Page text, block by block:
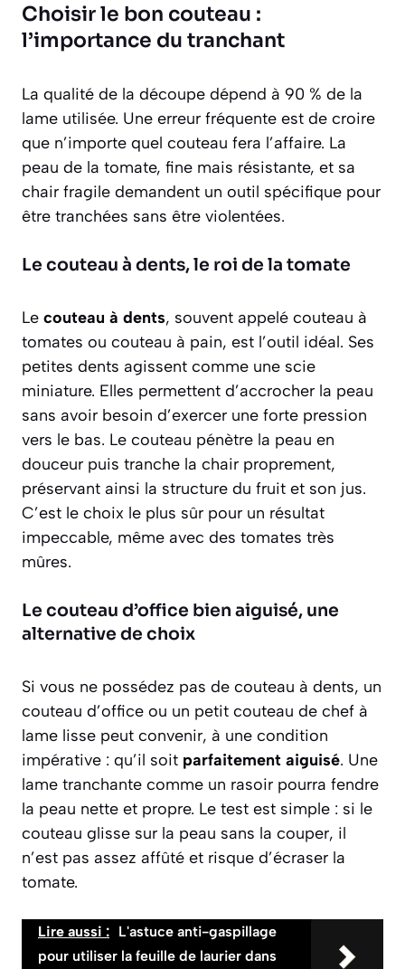
Choisir le bon couteau :
l’importance du tranchant
La qualité de la découpe dépend à 90 % de la
lame utilisée. Une erreur fréquente est de croire
que n’importe quel couteau fera l’affaire. La
peau de la tomate, fine mais résistante, et sa
chair fragile demandent un outil spécifique pour
être tranchées sans être violentées.
Le couteau à dents, le roi de la tomate
Le couteau à dents, souvent appelé couteau à
tomates ou couteau à pain, est l’outil idéal. Ses
petites dents agissent comme une scie
miniature. Elles permettent d’accrocher la peau
sans avoir besoin d’exercer une forte pression
vers le bas. Le couteau pénètre la peau en
douceur puis tranche la chair proprement,
préservant ainsi la structure du fruit et son jus.
C’est le choix le plus sûr pour un résultat
impeccable, même avec des tomates très
mûres.
Le couteau d’office bien aiguisé, une
alternative de choix
Si vous ne possédez pas de couteau à dents, un
couteau d’office ou un petit couteau de chef à
lame lisse peut convenir, à une condition
impérative : qu’il soit parfaitement aiguisé. Une
lame tranchante comme un rasoir pourra fendre
la peau nette et propre. Le test est simple : si le
couteau glisse sur la peau sans la couper, il
n’est pas assez affûté et risque d’écraser la
tomate.
Lire aussi : L'astuce anti-gaspillage
pour utiliser la feuille de laurier dans